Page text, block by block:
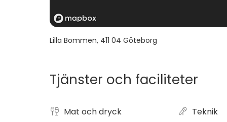
Lilla Bommen, 411 04 Göteborg
Tjänster och faciliteter
Mat och dryck Teknik